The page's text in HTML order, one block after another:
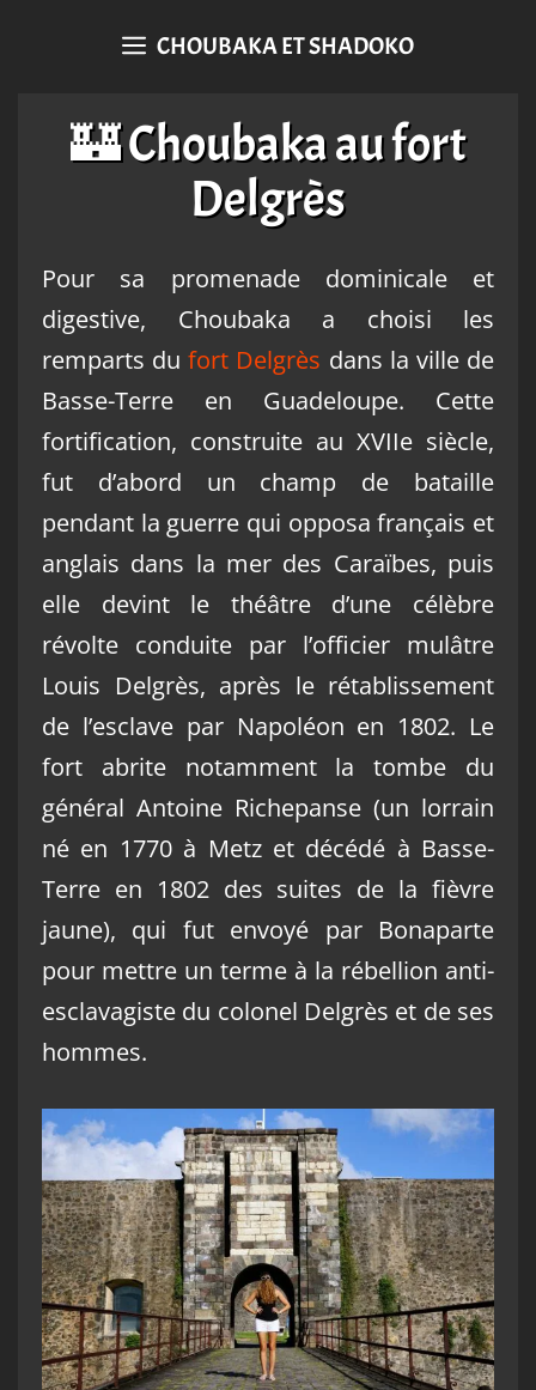
CHOUBAKA ET SHADOKO
🏰 Choubaka au fort
Delgrès
Pour sa promenade dominicale et
digestive, Choubaka a choisi les
remparts dufort Delgrès dans la ville de
Basse-Terre en Guadeloupe. Cette
fortification, construite au XVIIe siècle,
fut d’abord un champ de bataille
pendant la guerre qui opposa français et
anglais dans la mer des Caraïbes, puis
elle devint le théâtre d’une célèbre
révolte conduite par l’officier mulâtre
Louis Delgrès, après le rétablissement
de l’esclave par Napoléon en 1802. Le
fort abrite notamment la tombe du
général Antoine Richepanse (un lorrain
né en 1770 à Metz et décédé à Basse-
Terre en 1802 des suites de la fièvre
jaune), qui fut envoyé par Bonaparte
pour mettre un terme à la rébellion anti-
esclavagiste du colonel Delgrès et de ses
hommes.